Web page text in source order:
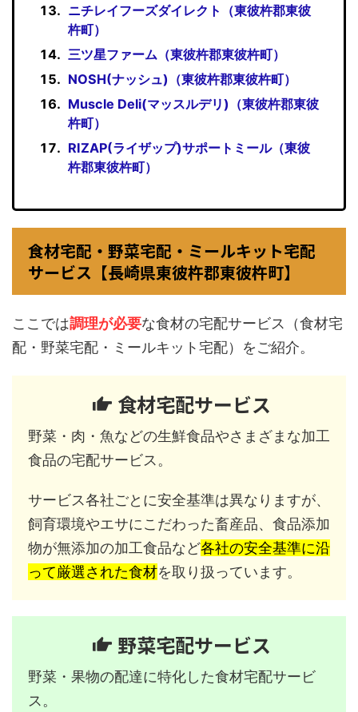
ニチレイフーズダイレクト（東彼杵郡東彼
杵町）
三ツ星ファーム（東彼杵郡東彼杵町）
NOSH(ナッシュ)（東彼杵郡東彼杵町）
Muscle Deli(マッスルデリ)（東彼杵郡東彼
杵町）
RIZAP(ライザップ)サポートミール（東彼
杵郡東彼杵町）
食材宅配・野菜宅配・ミールキット宅配
サービス【長崎県東彼杵郡東彼杵町】
ここでは調理が必要な食材の宅配サービス（食材宅
配・野菜宅配・ミールキット宅配）をご紹介。
食材宅配サービス
野菜・肉・魚などの生鮮食品やさまざまな加工
食品の宅配サービス。
サービス各社ごとに安全基準は異なりますが、
飼育環境やエサにこだわった畜産品、食品添加
物が無添加の加工食品など各社の安全基準に沿
って厳選された食材を取り扱っています。
野菜宅配サービス
野菜・果物の配達に特化した食材宅配サービ
ス。